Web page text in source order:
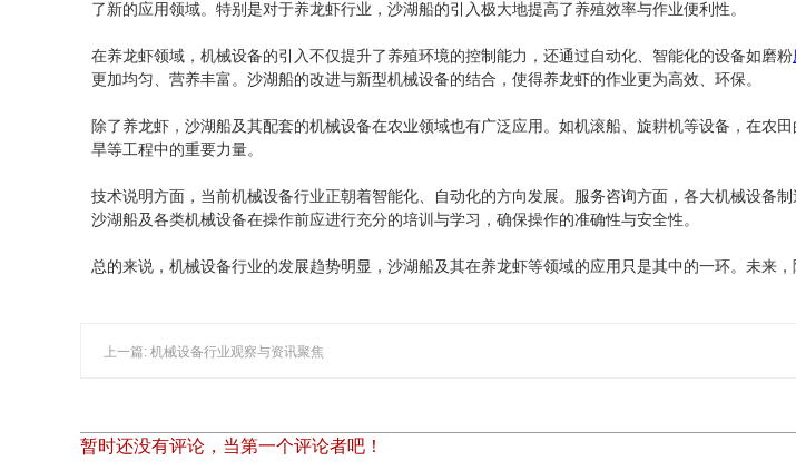
了新的应用领域。特别是对于养龙虾行业，沙湖船的引入极大地提高了养殖效率与作业便利性。
在养龙虾领域，机械设备的引入不仅提升了养殖环境的控制能力，还通过自动化、智能化的设备如磨粉
更加均匀、营养丰富。沙湖船的改进与新型机械设备的结合，使得养龙虾的作业更为高效、环保。
除了养龙虾，沙湖船及其配套的机械设备在农业领域也有广泛应用。如机滚船、旋耕机等设备，在农
旱等工程中的重要力量。
技术说明方面，当前机械设备行业正朝着智能化、自动化的方向发展。服务咨询方面，各大机械设备
沙湖船及各类机械设备在操作前应进行充分的培训与学习，确保操作的准确性与安全性。
总的来说，机械设备行业的发展趋势明显，沙湖船及其在养龙虾等领域的应用只是其中的一环。未来
上一篇: 机械设备行业观察与资讯聚焦
暂时还没有评论，当第一个评论者吧！